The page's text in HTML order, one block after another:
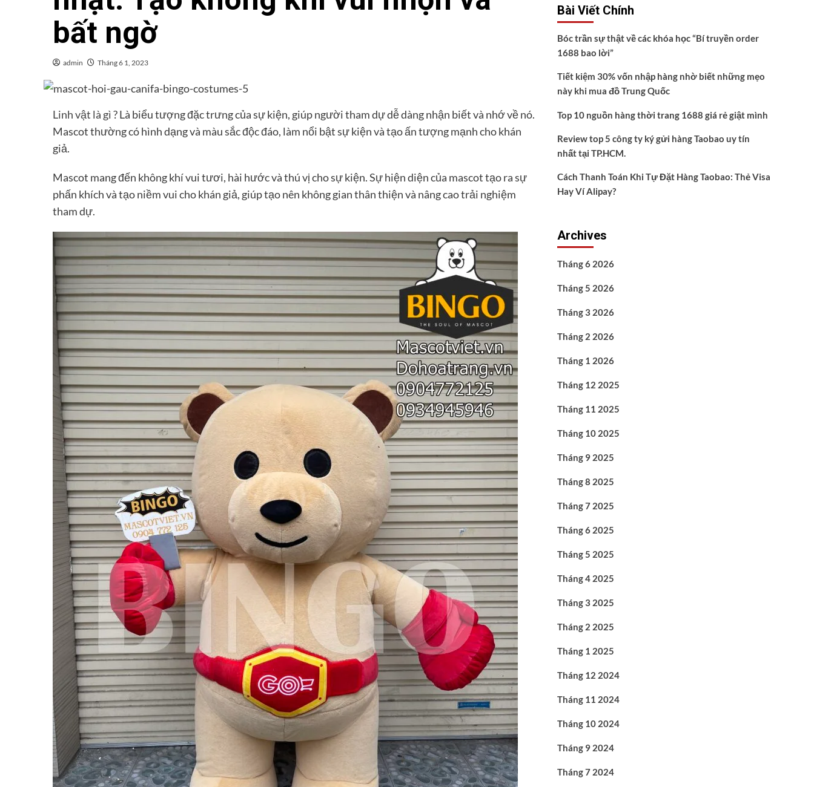
bất ngờ
admin Tháng 6 1, 2023
Linh vật là gì? Là biểu tượng đặc trưng của sự kiện, giúp người tham dự dễ dàng nhận biết và nhớ về nó.
Mascot thường có hình dạng và màu sắc độc đáo, làm nổi bật sự kiện và tạo ấn tượng mạnh cho khán
giả.
Mascot mang đến không khí vui tươi, hài hước và thú vị cho sự kiện. Sự hiện diện của mascot tạo ra sự
phấn khích và tạo niềm vui cho khán giả, giúp tạo nên không gian thân thiện và nâng cao trải nghiệm
tham dự.
Bài Viết Chính
Bóc trần sự thật về các khóa học “Bí truyền order
1688 bao lời”
Tiết kiệm 30% vốn nhập hàng nhờ biết những mẹo
này khi mua đồ Trung Quốc
Top 10 nguồn hàng thời trang 1688 giá rẻ giật mình
Review top 5 công ty ký gửi hàng Taobao uy tín
nhất tại TP.HCM.
Cách Thanh Toán Khi Tự Đặt Hàng Taobao: Thẻ Visa
Hay Ví Alipay?
Archives
Tháng 6 2026
Tháng 5 2026
Tháng 3 2026
Tháng 2 2026
Tháng 1 2026
Tháng 12 2025
Tháng 11 2025
Tháng 10 2025
Tháng 9 2025
Tháng 8 2025
Tháng 7 2025
Tháng 6 2025
Tháng 5 2025
Tháng 4 2025
Tháng 3 2025
Tháng 2 2025
Tháng 1 2025
Tháng 12 2024
Tháng 11 2024
Tháng 10 2024
Tháng 9 2024
Tháng 7 2024